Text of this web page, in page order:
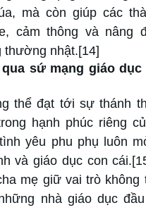
mà còn giúp các
cảm thông và nâng
thường nhật.[14]
qua sứ mạng giáo
thể đạt tới sự thánh
hạnh phúc riêng
yêu phu phụ luôn
và giáo dục con cái.
mẹ giữ vai trò không
nhà giáo dục